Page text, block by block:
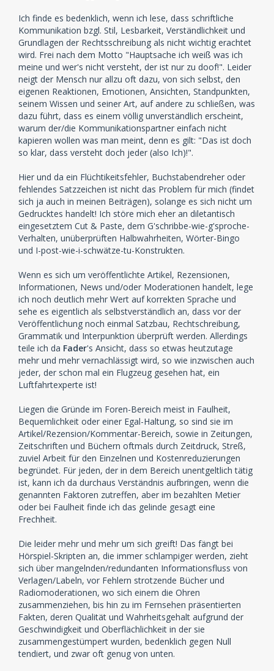
Ich finde es bedenklich, wenn ich lese, dass schriftliche
Kommunikation bzgl. Stil, Lesbarkeit, Verständlichkeit und
Grundlagen der Rechtsschreibung als nicht wichtig erachtet
wird. Frei nach dem Motto "Hauptsache ich weiß was ich
meine und wer's nicht versteht, der ist nur zu doof!". Leider
neigt der Mensch nur allzu oft dazu, von sich selbst, den
eigenen Reaktionen, Emotionen, Ansichten, Standpunkten,
seinem Wissen und seiner Art, auf andere zu schließen, was
dazu führt, dass es einem völlig unverständlich erscheint,
warum der/die Kommunikationspartner einfach nicht
kapieren wollen was man meint, denn es gilt: "Das ist doch
so klar, dass versteht doch jeder (also Ich)!".
Hier und da ein Flüchtikeitsfehler, Buchstabendreher oder
fehlendes Satzzeichen ist nicht das Problem für mich (findet
sich ja auch in meinen Beiträgen), solange es sich nicht um
Gedrucktes handelt! Ich störe mich eher an diletantisch
eingesetztem Cut & Paste, dem G'schribbe-wie-g'sproche-
Verhalten, unüberprüften Halbwahrheiten, Wörter-Bingo
und I-post-wie-i-schwätze-tu-Konstrukten.
Wenn es sich um veröffentlichte Artikel, Rezensionen,
Informationen, News und/oder Moderationen handelt, lege
ich noch deutlich mehr Wert auf korrekten Sprache und
sehe es eigentlich als selbstverständlich an, dass vor der
Veröffentlichung noch einmal Satzbau, Rechtschreibung,
Grammatik und Interpunktion überprüft werden. Allerdings
teile ich da Fader's Ansicht, dass so etwas heutzutage
mehr und mehr vernachlässigt wird, so wie inzwischen auch
jeder, der schon mal ein Flugzeug gesehen hat, ein
Luftfahrtexperte ist!
Liegen die Gründe im Foren-Bereich meist in Faulheit,
Bequemlichkeit oder einer Egal-Haltung, so sind sie im
Artikel/Rezension/Kommentar-Bereich, sowie in Zeitungen,
Zeitschriften und Büchern oftmals durch Zeitdruck, Streß,
zuviel Arbeit für den Einzelnen und Kostenreduzierungen
begründet. Für jeden, der in dem Bereich unentgeltlich tätig
ist, kann ich da durchaus Verständnis aufbringen, wenn die
genannten Faktoren zutreffen, aber im bezahlten Metier
oder bei Faulheit finde ich das gelinde gesagt eine
Frechheit.
Die leider mehr und mehr um sich greift! Das fängt bei
Hörspiel-Skripten an, die immer schlampiger werden, zieht
sich über mangelnden/redundanten Informationsfluss von
Verlagen/Labeln, vor Fehlern strotzende Bücher und
Radiomoderationen, wo sich einem die Ohren
zusammenziehen, bis hin zu im Fernsehen präsentierten
Fakten, deren Qualität und Wahrheitsgehalt aufgrund der
Geschwindigkeit und Oberflächlichkeit in der sie
zusammengestümpert wurden, bedenklich gegen Null
tendiert, und zwar oft genug von unten.